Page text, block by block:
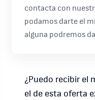
contacta con
podamos darte el
alguna podremos
¿Puedo recibir el
el de esta oferta